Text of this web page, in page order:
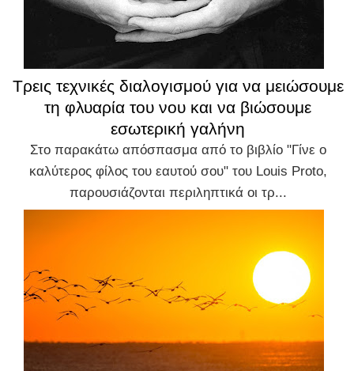
Τρεις τεχνικές διαλογισμού για να μειώσουμε
τη φλυαρία του νου και να βιώσουμε
εσωτερική γαλήνη
Στο παρακάτω απόσπασμα από το βιβλίο "Γίνε ο
καλύτερος φίλος του εαυτού σου" του Louis Proto,
παρουσιάζονται περιληπτικά οι τρ...